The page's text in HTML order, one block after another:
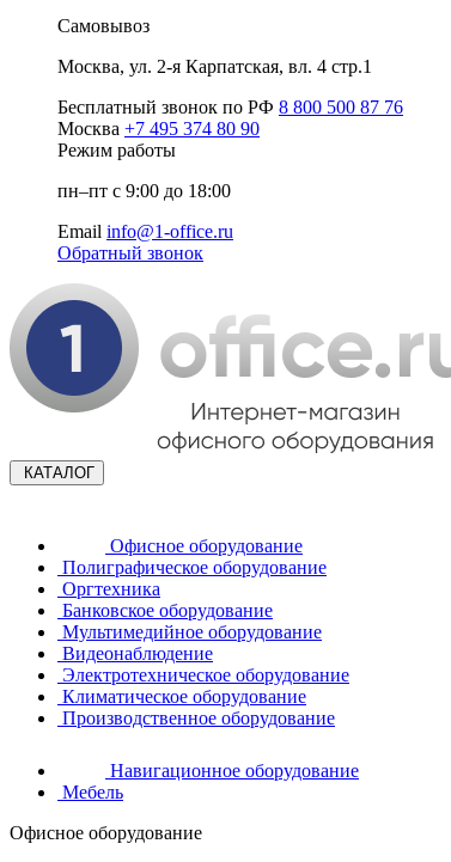
Самовывоз
Москва, ул. 2-я Карпатская, вл. 4 стр.1
Бесплатный звонок по РФ 8 800 500 87 76
Москва +7 495 374 80 90
Режим работы
пн–пт с 9:00 до 18:00
Email info@1-office.ru
Обратный звонок
КАТАЛОГ
Офисное оборудование
Полиграфическое оборудование
Оргтехника
Банковское оборудование
Мультимедийное оборудование
Видеонаблюдение
Электротехническое оборудование
Климатическое оборудование
Производственное оборудование
Навигационное оборудование
Мебель
Офисное оборудование